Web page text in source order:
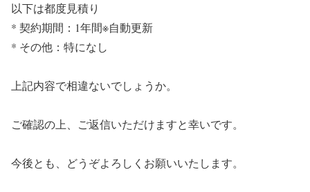
以下は都度見積り
* 契約期間：1年間※自動更新
* その他：特になし
上記内容で相違ないでしょうか。
ご確認の上、ご返信いただけますと幸いです。
今後とも、どうぞよろしくお願いいたします。